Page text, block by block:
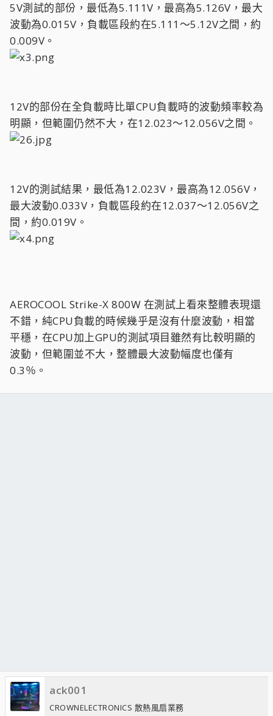
5V測試的部份，最低為5.111V，最高為5.126V，最大
波動為0.015V，負載區段約在5.111～5.12V之間，約
0.009V。
12V的部份在全負載時比單CPU負載時的波動頻率較為
明顯，但範圍仍然不大，在12.023～12.056V之間。
12V的測試結果，最低為12.023V，最高為12.056V，
最大波動0.033V，負載區段約在12.037～12.056V之
間，約0.019V。
AEROCOOL Strike-X 800W 在測試上看來整體表現還
不錯，純CPU負載的時候幾乎是沒有什麼波動，相當
平穩，在CPU加上GPU的測試項目雖然有比較明顯的
波動，但範圍並不大，整體最大波動幅度也僅有
0.3％。
ack001
CROWNELECTRONICS 散熱風扇業務